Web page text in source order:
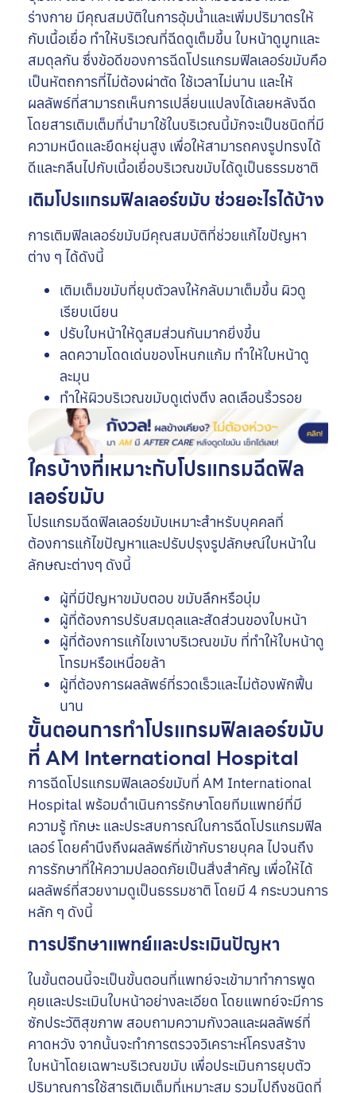
ร่างกาย มีคุณสมบัติในการอุ้มน้ำและเพิ่มปริมาตรให้
กับเนื้อเยื่อ ทำให้บริเวณที่ฉีดดูเต็มขึ้น ใบหน้าดูมูทและ
สมดุลกัน ซึ่งข้อดีของการฉีดโปรแกรมฟิลเลอร์ขมับคือ
เป็นหัตถการที่ไม่ต้องผ่าตัด ใช้เวลาไม่นาน และให้
ผลลัพธ์ที่สามารถเห็นการเปลี่ยนแปลงได้เลยหลังฉีด
โดยสารเติมเต็มที่นำมาใช้ในบริเวณนี้มักจะเป็นชนิดที่มี
ความหนืดและยืดหยุ่นสูง เพื่อให้สามารถคงรูปทรงได้
ดีและกลืนไปกับเนื้อเยื่อบริเวณขมับได้ดูเป็นธรรมชาติ
เติมโปรแกรมฟิลเลอร์ขมับ ช่วยอะไรได้บ้าง
การเติมฟิลเลอร์ขมับมีคุณสมบัติที่ช่วยแก้ไขปัญหา
ต่าง ๆ ได้ดังนี้
เติมเต็มขมับที่ยุบตัวลงให้กลับมาเต็มขึ้น ผิวดู
เรียบเนียน
ปรับใบหน้าให้ดูสมส่วนกันมากยิ่งขึ้น
ลดความโดดเด่นของโหนกแก้ม ทำให้ใบหน้าดู
ละมุน
ทำให้ผิวบริเวณขมับดูเต่งตึง ลดเลือนริ้วรอย
ใครบ้างที่เหมาะกับโปรแกรมฉีดฟิล
เลอร์ขมับ
โปรแกรมฉีดฟิลเลอร์ขมับเหมาะสำหรับบุคคลที่
ต้องการแก้ไขปัญหาและปรับปรุงรูปลักษณ์ใบหน้าใน
ลักษณะต่างๆ ดังนี้
ผู้ที่มีปัญหาขมับตอบ ขมับลึกหรือบุ๋ม
ผู้ที่ต้องการปรับสมดุลและสัดส่วนของใบหน้า
ผู้ที่ต้องการแก้ไขเงาบริเวณขมับ ที่ทำให้ใบหน้าดู
โทรมหรือเหนื่อยล้า
ผู้ที่ต้องการผลลัพธ์ที่รวดเร็วและไม่ต้องพักฟื้น
นาน
ขั้นตอนการทำโปรแกรมฟิลเลอร์ขมับ
ที่ AM International Hospital
การฉีดโปรแกรมฟิลเลอร์ขมับที่ AM International
Hospital พร้อมดำเนินการรักษาโดยทีมแพทย์ที่มี
ความรู้ ทักษะ และประสบการณ์ในการฉีดโปรแกรมฟิล
เลอร์ โดยคำนึงถึงผลลัพธ์ที่เข้ากับรายบุคล ไปจนถึง
การรักษาที่ให้ความปลอดภัยเป็นสิ่งสำคัญ เพื่อให้ได้
ผลลัพธ์ที่สวยงามดูเป็นธรรมชาติ โดยมี 4 กระบวนการ
หลัก ๆ ดังนี้
การปรึกษาแพทย์และประเมินปัญหา
ในขั้นตอนนี้จะเป็นขั้นตอนที่แพทย์จะเข้ามาทำการพูด
คุยและประเมินใบหน้าอย่างละเอียด โดยแพทย์จะมีการ
ซักประวัติสุขภาพ สอบถามความกังวลและผลลัพธ์ที่
คาดหวัง จากนั้นจะทำการตรวจวิเคราะห์โครงสร้าง
ใบหน้าโดยเฉพาะบริเวณขมับ เพื่อประเมินการยุบตัว
ปริมาณการใช้สารเติมเต็มที่เหมาะสม รวมไปถึงชนิดที่